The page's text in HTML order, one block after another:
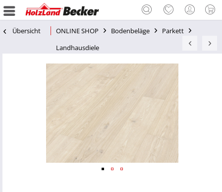
Übersicht ONLINE SHOP Bodenbeläge
Parkett
Landhausdiele